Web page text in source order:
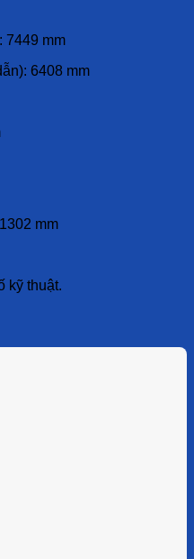
7449 mm
6408 mm
mm
kỹ thuật.